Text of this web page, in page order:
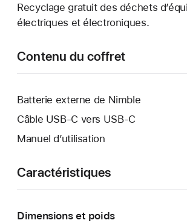
Recyclage gratuit des déchets
électriques et électroniques.
Contenu du coffret
Batterie externe de Nimble
Câble USB-C vers USB-C
Manuel d’utilisation
Caractéristiques
Dimensions et poids